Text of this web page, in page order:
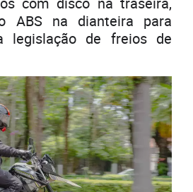
ABS na dianteira para
legislação de freios de